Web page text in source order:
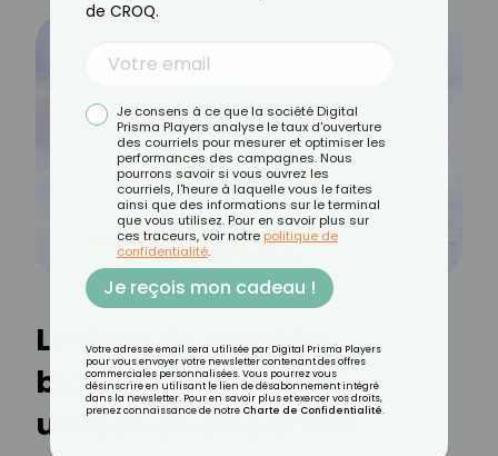
Le sirop de menthe :
bienfaits, calories et
utilisation en cuisine
de CROQ.
Je consens à ce que la société Digital
Prisma Players analyse le taux d'ouverture
des courriels pour mesurer et optimiser les
performances des campagnes. Nous
pourrons savoir si vous ouvrez les
courriels, l'heure à laquelle vous le faites
ainsi que des informations sur le terminal
que vous utilisez. Pour en savoir plus sur
ces traceurs, voir notre politique de
confidentialité.
Je reçois mon cadeau !
Votre adresse email sera utilisée par Digital Prisma Players
pour vous envoyer votre newsletter contenant des offres
commerciales personnalisées. Vous pourrez vous
désinscrire en utilisant le lien de désabonnement intégré
dans la newsletter. Pour en savoir plus et exercer vos droits,
prenez connaissance de notre Charte de Confidentialité.